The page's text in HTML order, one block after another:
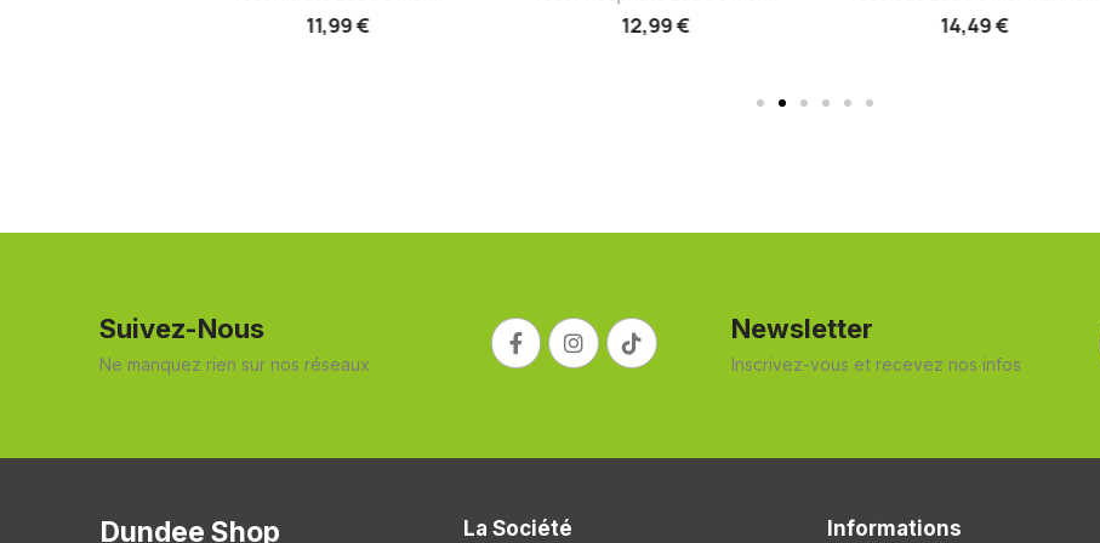
11,99 € 12,99 € 14,49 €
Suivez-Nous
Ne manquez rien sur nos réseaux
Newsletter
Inscrivez-vous et recevez nos infos
Dundee Shop La Société Informations